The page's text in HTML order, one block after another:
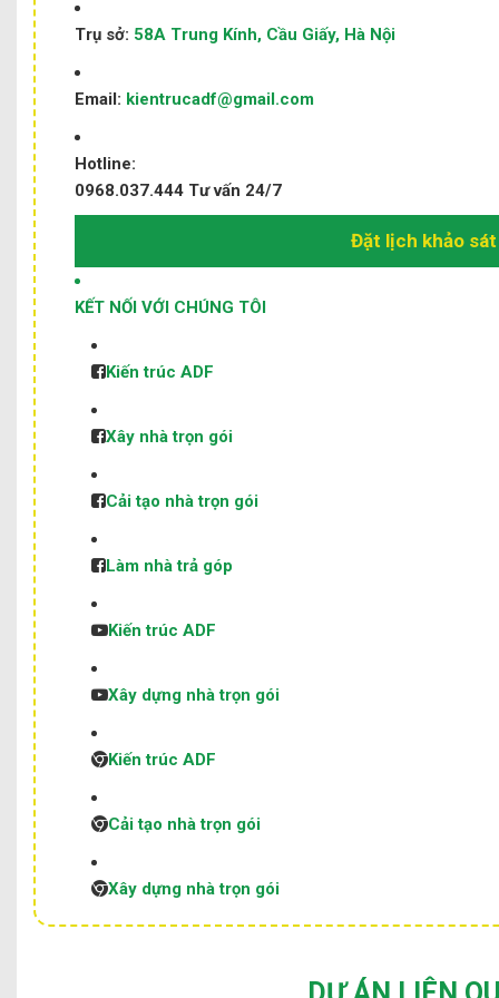
Trụ sở: 58A Trung Kính, Cầu Giấy, Hà Nội
Email: kientrucadf@gmail.com
Hotline:
0968.037.444 Tư vấn 24/7
Đặt lịch khảo sát
KẾT NỐI VỚI CHÚNG TÔI
Kiến trúc ADF
Xây nhà trọn gói
Cải tạo nhà trọn gói
Làm nhà trả góp
Kiến trúc ADF
Xây dựng nhà trọn gói
Kiến trúc ADF
Cải tạo nhà trọn gói
Xây dựng nhà trọn gói